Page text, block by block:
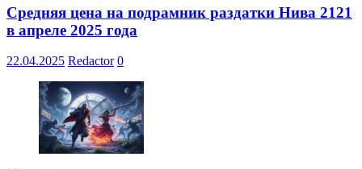
Средняя цена на подрамник раздатки Нива 2121
в апреле 2025 года
22.04.2025 Redactor 0